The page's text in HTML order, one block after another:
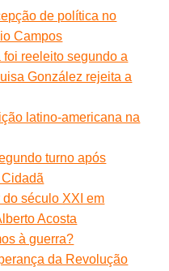
de política no
Campos
reeleito segundo a
González rejeita a
latino-americana na
turno após
século XXI em
Acosta
à guerra?
da Revolução